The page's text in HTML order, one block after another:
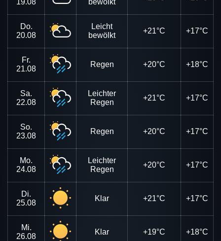
Do.
20.08
Leicht
bewölkt
+21°C +17°C
Fr.
21.08
Regen +20°C +18°C
Sa.
22.08
Leichter
Regen
+21°C +17°C
So.
23.08
Regen +20°C +17°C
Mo.
24.08
Leichter
Regen
+20°C +17°C
Di.
25.08
Klar +21°C +17°C
Mi.
26.08
Klar +19°C +18°C